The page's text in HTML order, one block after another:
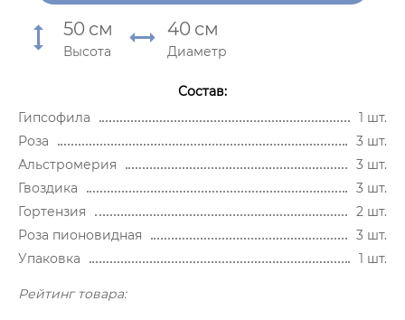
50 см
Высота
40 см
Диаметр
Состав:
Гипсофила
1 шт.
Роза
3 шт.
Альстромерия
3 шт.
Гвоздика
3 шт.
Гортензия
2 шт.
Роза пионовидная
3 шт.
Упаковка
1 шт.
Рейтинг товара: